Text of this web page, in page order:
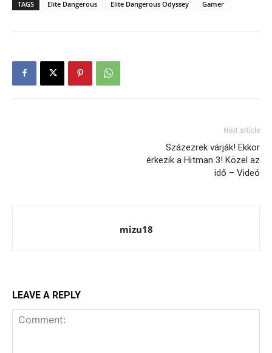
TAGS Elite Dangerous Elite Dangerous Odyssey Gamer
Next article
Százezrek várják! Ekkor
érkezik a Hitman 3! Közel az
idő – Videó
mizu18
LEAVE A REPLY